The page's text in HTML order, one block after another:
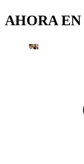
AHORA EN